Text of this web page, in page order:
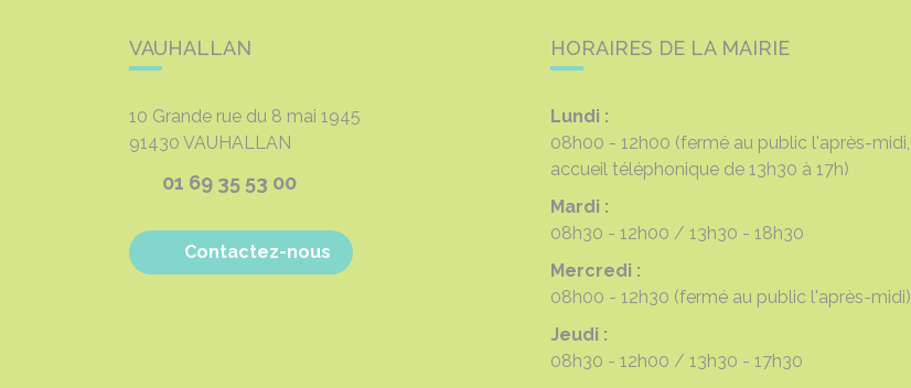
VAUHALLAN
10 Grande rue du 8 mai 1945
91430 VAUHALLAN
01 69 35 53 00
Contactez-nous
HORAIRES DE LA MAIRIE
Lundi :
08h00 - 12h00 (fermé au public l'après-midi,
accueil téléphonique de 13h30 à 17h)
Mardi :
08h30 - 12h00
13h30 - 18h30
Mercredi :
08h00 - 12h30 (fermé au public l'après-midi)
Jeudi :
08h30 - 12h00
13h30 - 17h30